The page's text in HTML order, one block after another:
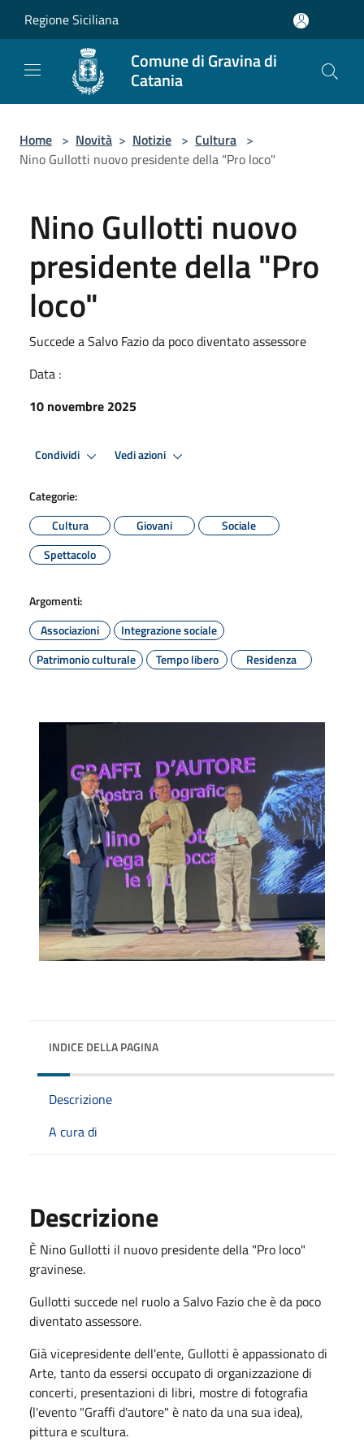
Regione Siciliana
Comune di Gravina di
Catania
Home > Novità > Notizie > Cultura >
Nino Gullotti nuovo presidente della "Pro loco"
Nino Gullotti nuovo
presidente della "Pro
loco"
Succede a Salvo Fazio da poco diventato assessore
Data :
10 novembre 2025
Condividi Vedi azioni
Categorie:
Cultura
Giovani
Sociale
Spettacolo
Argomenti:
Associazioni
Integrazione sociale
Patrimonio culturale
Tempo libero Residenza
INDICE DELLA PAGINA
Descrizione
A cura di
Descrizione
È Nino Gullotti il nuovo presidente della "Pro loco"
gravinese.
Gullotti succede nel ruolo a Salvo Fazio che è da poco
diventato assessore.
Già vicepresidente dell'ente, Gullotti è appassionato di
Arte, tanto da essersi occupato di organizzazione di
concerti, presentazioni di libri, mostre di fotografia
(l'evento "Graffi d'autore" è nato da una sua idea),
pittura e scultura.